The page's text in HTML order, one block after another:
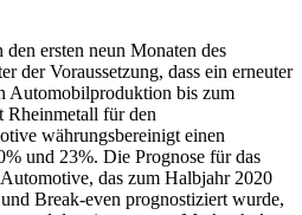
ersten neun Monaten des
der Voraussetzung, dass ein erneuter
Automobilproduktion bis zum
Rheinmetall für den
währungsbereinigt einen
und 23%. Die Prognose für das
das zum Halbjahr 2020
Break-even prognostiziert wurde,